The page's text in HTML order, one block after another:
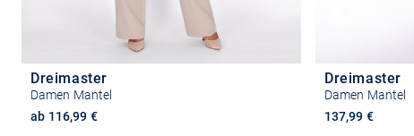
Dreimaster
Damen Mantel
ab 116,99 €
Dreimaster
Damen Mantel
137,99 €